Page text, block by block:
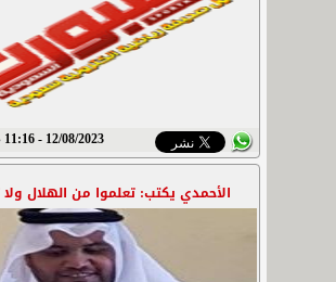
12/08/2023 - 11:16 ص
الأحمدي يكتب: تعلموا من الهلال ولا